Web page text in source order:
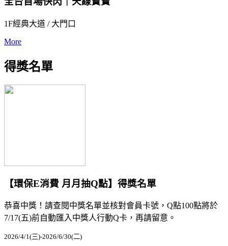
1F經典大道 / 大門口
More
得獎名單
【環保E消費 月月抽Q點】得獎名單
恭喜中獎！請查閱中獎名單並核對會員卡號，Q點100點將於
7/17(五)前自動匯入中獎人行動Q卡，再請留意。
2026/4/1(三)-2026/6/30(二)